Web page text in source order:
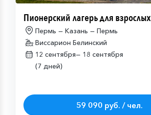
Пионерский лагерь для взрослых
Пермь — Казань — Пермь
Виссарион Белинский
12 сентября— 18 сентября
(7 дней)
59 090 руб. / чел.